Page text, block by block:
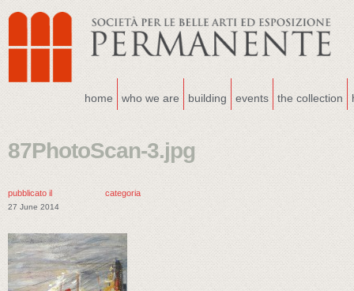
home who we are building events the collection
87PhotoScan-3.jpg
pubblicato il
27 June 2014
categoria